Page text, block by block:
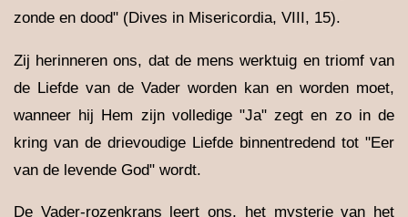
zonde en dood" (Dives in Misericordia, VIII, 15).
Zij herinneren ons, dat de mens werktuig en triomf van
de Liefde van de Vader worden kan en worden moet,
wanneer hij Hem zijn volledige "Ja" zegt en zo in de
kring van de drievoudige Liefde binnentredend tot "Eer
van de levende God" wordt.
De Vader-rozenkrans leert ons, het mysterie van het